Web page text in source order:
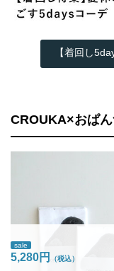
【着回し
CROUKA×おぱん
sale
5,280円